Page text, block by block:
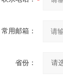
常用邮箱：
省份：